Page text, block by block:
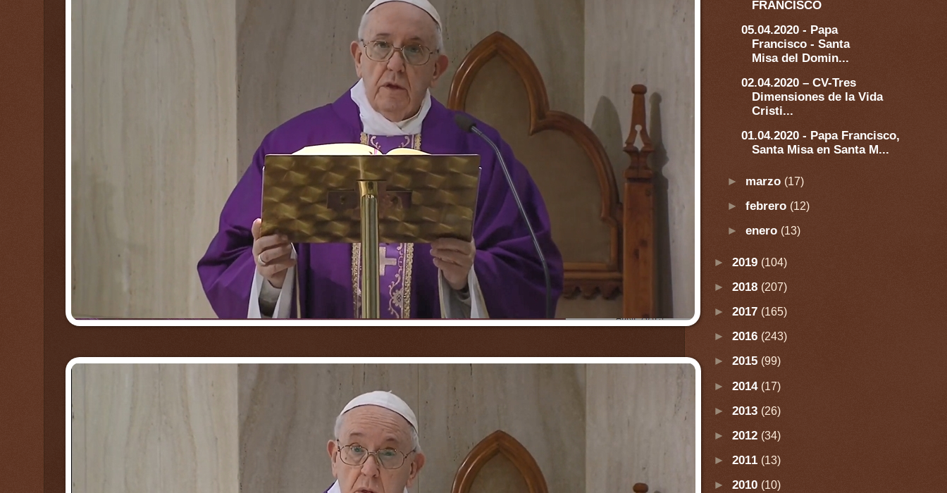
FRANCISCO
05.04.2020 - Papa
Francisco - Santa
Misa del Domin...
02.04.2020 – CV-Tres
Dimensiones de la Vida
Cristi...
01.04.2020 - Papa Francisco,
Santa Misa en Santa M...
► marzo (17)
►febrero (12)
►enero (13)
► 2019 (104)
► 2018 (207)
► 2017 (165)
► 2016 (243)
► 2015 (99)
► 2014 (17)
► 2013 (26)
► 2012 (34)
► 2011 (13)
► 2010 (10)